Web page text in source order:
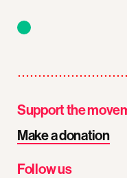
Support the
Make a donation
Follow us